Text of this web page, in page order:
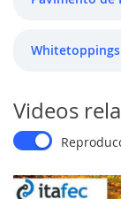
Whitetoppings
Videos